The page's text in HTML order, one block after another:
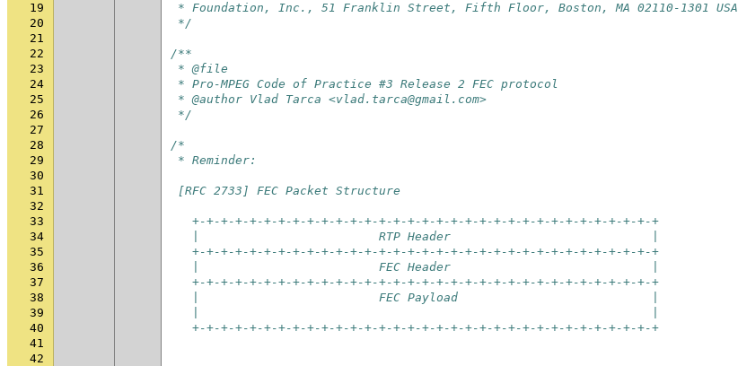
19
* Foundation, Inc., 51 Franklin Street, Fifth Floor, Boston, MA 02110-1301 USA
20
*/
21
22
/**
23
* @file
24
* Pro-MPEG Code of Practice #3 Release 2 FEC protocol
25
* @author Vlad Tarca <vlad.tarca@gmail.com>
26
*/
27
28
/*
29
* Reminder:
30
31
[RFC 2733] FEC Packet Structure
32
33
   +-+-+-+-+-+-+-+-+-+-+-+-+-+-+-+-+-+-+-+-+-+-+-+-+-+-+-+-+-+-+-+-+
34
   |                         RTP Header                            |
35
   +-+-+-+-+-+-+-+-+-+-+-+-+-+-+-+-+-+-+-+-+-+-+-+-+-+-+-+-+-+-+-+-+
36
   |                         FEC Header                            |
37
   +-+-+-+-+-+-+-+-+-+-+-+-+-+-+-+-+-+-+-+-+-+-+-+-+-+-+-+-+-+-+-+-+
38
   |                         FEC Payload                           |
39
40
   +-+-+-+-+-+-+-+-+-+-+-+-+-+-+-+-+-+-+-+-+-+-+-+-+-+-+-+-+-+-+-+-+
41
42